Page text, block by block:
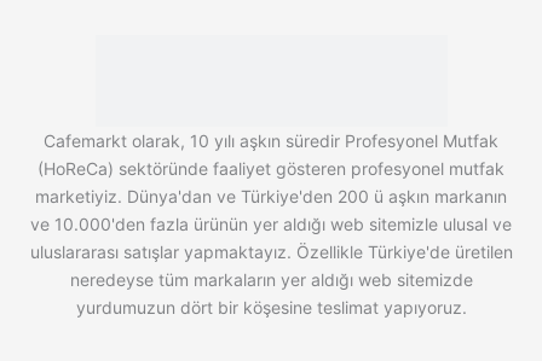
Cafemarkt olarak, 10 yılı aşkın süredir Profesyonel Mutfak
(HoReCa) sektöründe faaliyet gösteren profesyonel mutfak
marketiyiz. Dünya'dan ve Türkiye'den 200 ü aşkın markanın
ve 10.000'den fazla ürünün yer aldığı web sitemizle ulusal ve
uluslararası satışlar yapmaktayız. Özellikle Türkiye'de üretilen
neredeyse tüm markaların yer aldığı web sitemizde
yurdumuzun dört bir köşesine teslimat yapıyoruz.